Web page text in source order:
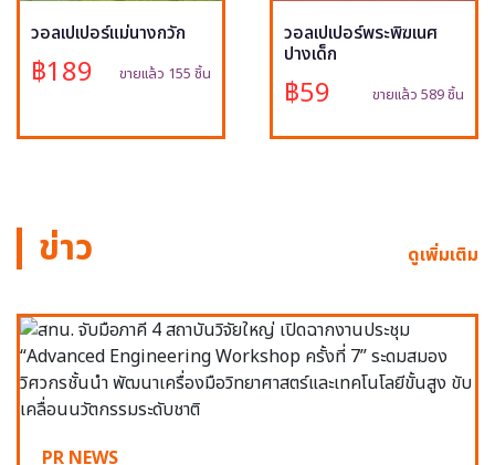
วอลเปเปอร์แม่นางกวัก
฿189 ขายแล้ว 155 ชิ้น
วอลเปเปอร์พระพิฆเนศ
ปางเด็ก
฿59 ขายแล้ว 589 ชิ้น
ข่าว ดูเพิ่มเติม
PR NEWS